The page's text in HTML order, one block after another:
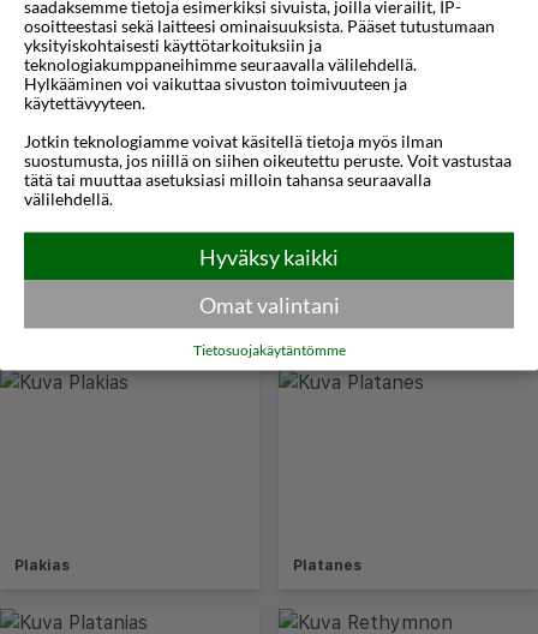
Malia Nea Chora
Paleochora Panormos
Plakias Platanes
saadaksemme tietoja esimerkiksi sivuista, joilla vierailit, IP-
osoitteestasi sekä laitteesi ominaisuuksista. Pääset tutustumaan
yksityiskohtaisesti käyttötarkoituksiin ja
teknologiakumppaneihimme seuraavalla välilehdellä.
Hylkääminen voi vaikuttaa sivuston toimivuuteen ja
käytettävyyteen.
Jotkin teknologiamme voivat käsitellä tietoja myös ilman
suostumusta, jos niillä on siihen oikeutettu peruste. Voit vastustaa
tätä tai muuttaa asetuksiasi milloin tahansa seuraavalla
välilehdellä.
Hyväksy kaikki
Omat valintani
Tietosuojakäytäntömme